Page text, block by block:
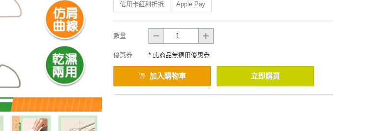
信用卡紅利折抵 Apple Pay
數量
優惠券 * 此商品無適用優惠券
加入購物車 立即購買